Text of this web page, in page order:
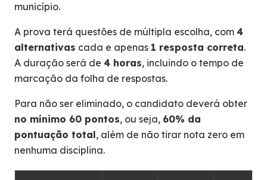
município.
A prova terá questões de múltipla escolha, com 4
alternativas cada e apenas 1 resposta correta.
A duração será de 4 horas, incluindo o tempo de
marcação da folha de respostas.
Para não ser eliminado, o candidato deverá obter
no mínimo 60 pontos, ou seja, 60% da
pontuação total, além de não tirar nota zero em
nenhuma disciplina.